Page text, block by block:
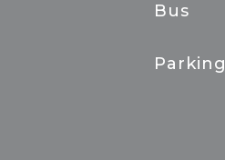
Bus
Parking